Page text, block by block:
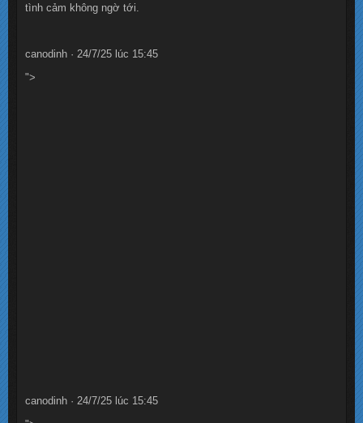
tình cảm không ngờ tới.
canodinh · 24/7/25 lúc 15:45
">
canodinh · 24/7/25 lúc 15:45